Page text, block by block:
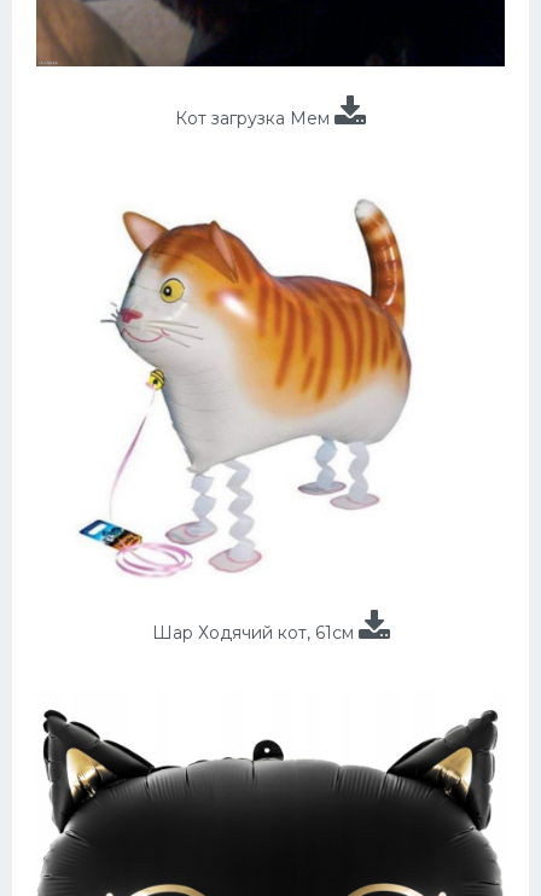
Кот загрузка Мем
Шар Ходячий кот, 61см